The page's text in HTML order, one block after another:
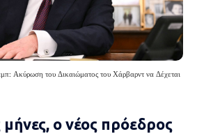
Ακύρωση του Δικαιώματος του Χάρβαρντ να Δέχεται
ο νέος πρόεδρος